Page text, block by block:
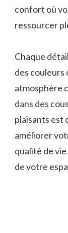
confort où
ressourcer
Chaque
des couleurs
atmosphère
dans des
plaisants est
améliorer
qualité de
de votre